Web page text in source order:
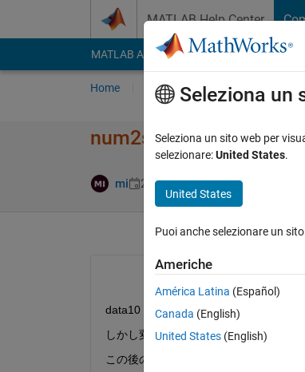
MATLAB Help Center
MATLAB Answers File Exchange Cody
Home Poni una domanda
num2strでchar型にな
mi 2 Feb 2023 2 Risposte
data10 (10000*19 double)を文字列変
しかし変換後のデータがdata11
この後の操作としてはcontainsを使う
Seleziona un
Seleziona un sito web per
selezionare:United States.
United States
Puoi anche selezionare un
Americhe
América Latina (Español)
Canada (English)
United States (English)